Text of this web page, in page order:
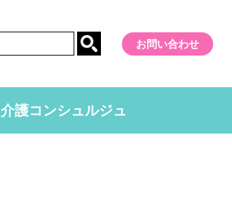
お問い合わせ
介護コンシュルジュ